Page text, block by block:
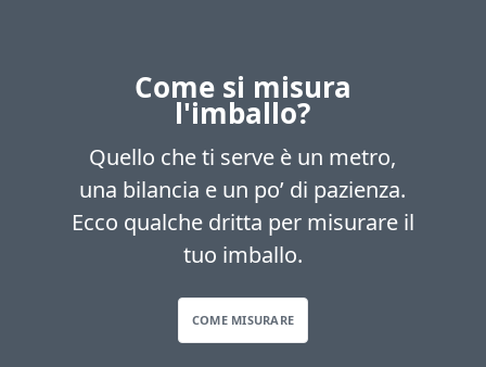
Come si misura
l'imballo?
Quello che ti serve è un metro,
una bilancia e un po’ di pazienza.
Ecco qualche dritta per misurare il
tuo imballo.
COME MISURARE